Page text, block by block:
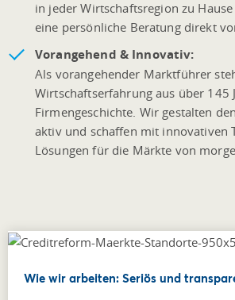
in jeder Wirtschaftsregion zu
eine persönliche Beratung direkt
Vorangehend & Innovativ:
Als vorangehender Marktführer
Wirtschaftserfahrung aus über 145
Firmengeschichte. Wir gestalten
aktiv und schaffen mit innovativen
Lösungen für die Märkte von
Wie wir arbeiten: Seriös und